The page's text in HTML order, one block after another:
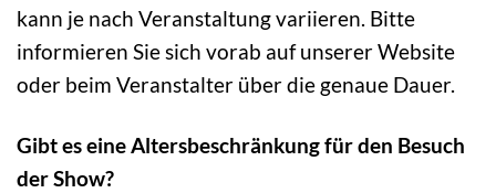
kann je nach Veranstaltung variieren. Bitte
informieren Sie sich vorab auf unserer Website
oder beim Veranstalter über die genaue Dauer.
Gibt es eine Altersbeschränkung für den Besuch
der Show?